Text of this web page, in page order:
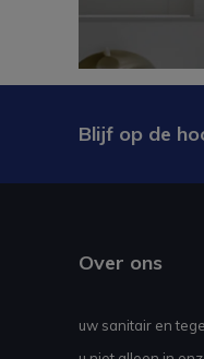
Blijf op de
Over ons
uw sanitair en